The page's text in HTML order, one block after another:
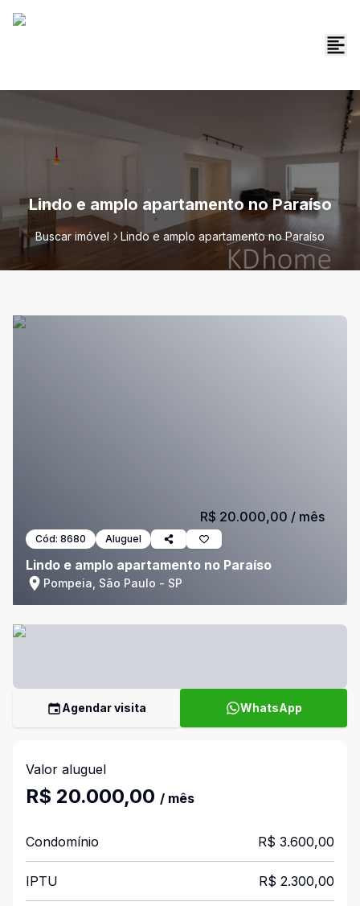
Lindo e amplo apartamento no Paraíso
Buscar imóvel Lindo e amplo apartamento no Paraíso
Cód: 8680 Aluguel
Lindo e amplo apartamento no Paraíso
Pompeia, São Paulo - SP
R$ 20.000,00 / mês
Agendar visita WhatsApp
Valor aluguel
R$ 20.000,00 / mês
Condomínio R$ 3.600,00
IPTU R$ 2.300,00